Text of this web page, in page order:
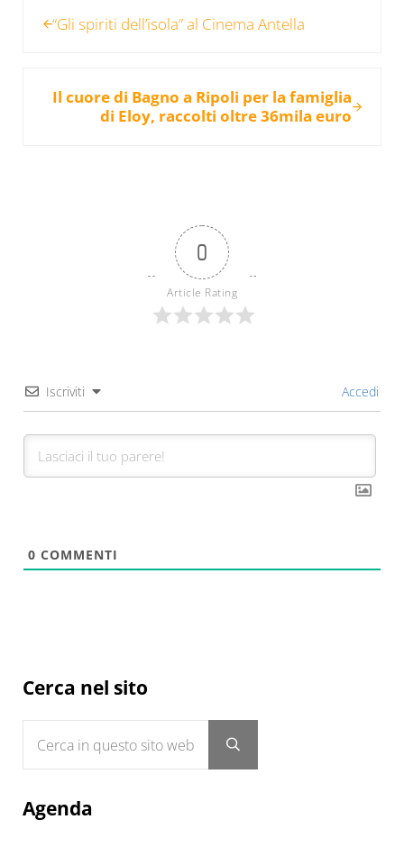
“Gli spiriti dell’isola” al Cinema Antella
Il cuore di Bagno a Ripoli per la famiglia
di Eloy, raccolti oltre 36mila euro
0
Article Rating
Iscriviti Accedi
0 COMMENTI
Sidebar
Cerca nel sito
Submit search
Agenda